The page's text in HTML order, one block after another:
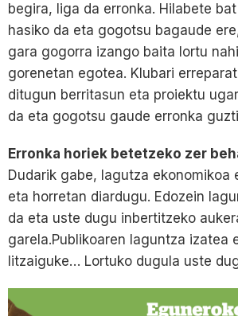
begira, liga da erronka. Hilabete
hasiko da eta gogotsu bagaude
gara gogorra izango baita lortu
gorenetan egotea. Klubari
ditugun berritasun eta proiektu
da eta gogotsu gaude erronka
Erronka horiek betetzeko zer
Dudarik gabe, lagutza ekonomikoa
eta horretan diardugu. Edozein
da eta uste dugu inbertitzeko
garela.Publikoaren laguntza izatea
litzaiguke… Lortuko dugula uste